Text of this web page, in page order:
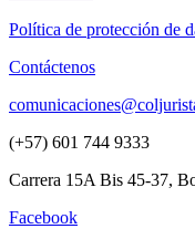
Política de protección de
Contáctenos
(+57) 601 744 9333
Carrera 15A Bis 45-37,
Facebook